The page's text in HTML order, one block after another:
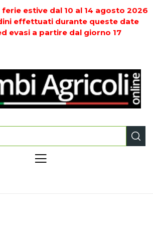
estive dal 10 al 14 agosto 2026
effettuati durante queste date
evasi a partire dal giorno 17